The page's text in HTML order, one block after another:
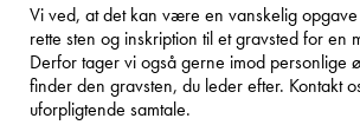
Vi ved, at det kan være en vanskelig
rette sten og inskription til et gravsted for en
Derfor tager vi også gerne imod personlige
finder den gravsten, du leder efter. Kontakt
uforpligtende samtale.